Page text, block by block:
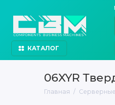
КАТАЛОГ
06XYR
Главная